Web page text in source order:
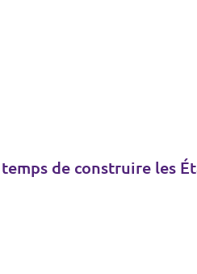
de construire les